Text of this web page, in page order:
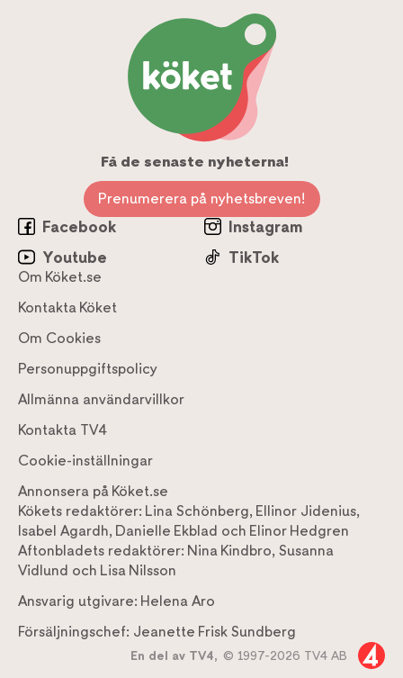
Få de senaste nyheterna!
Prenumerera på nyhetsbreven!
Facebook
Instagram
Youtube
TikTok
Om Köket.se
Kontakta Köket
Om Cookies
Personuppgiftspolicy
Allmänna användarvillkor
Kontakta TV4
Cookie-inställningar
Annonsera på Köket.se
Kökets redaktörer: Lina Schönberg, Ellinor Jidenius,
Isabel Agardh, Danielle Ekblad och Elinor Hedgren
Aftonbladets redaktörer: Nina Kindbro, Susanna
Vidlund och Lisa Nilsson
Ansvarig utgivare: Helena Aro
Försäljningschef: Jeanette Frisk Sundberg
En del av TV4, © 1997-2026 TV4 AB